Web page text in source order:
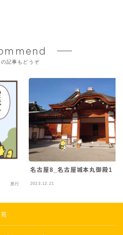
記事もどうぞ
旅行
名古屋8_名古屋城本丸御殿1
2023.12.21